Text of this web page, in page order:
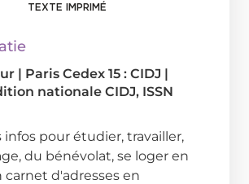
TEXTE IMPRIMÉ
| Paris Cedex 15 : CIDJ |
nationale CIDJ, ISSN
infos pour étudier, travailler,
du bénévolat, se loger en
carnet d'adresses en